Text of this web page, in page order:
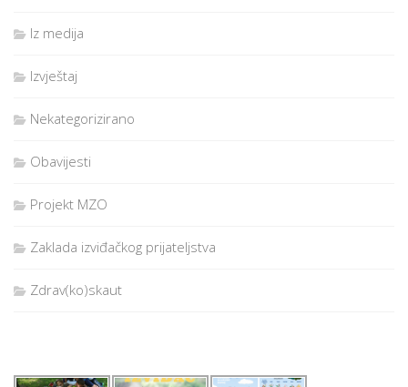
Iz medija
Izvještaj
Nekategorizirano
Obavijesti
Projekt MZO
Zaklada izviđačkog prijateljstva
Zdrav(ko)skaut